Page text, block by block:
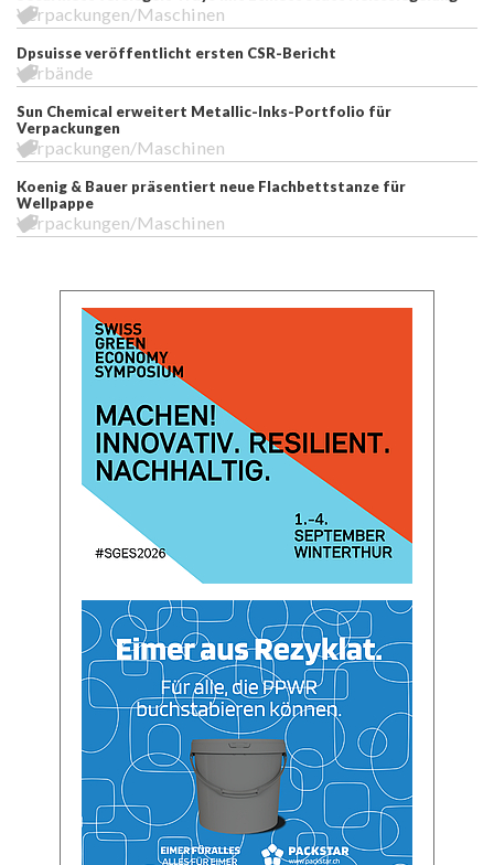
Verpackungen/Maschinen
Dpsuisse veröffentlicht ersten CSR-Bericht
Verbände
Sun Chemical erweitert Metallic-Inks-Portfolio für
Verpackungen
Verpackungen/Maschinen
Koenig & Bauer präsentiert neue Flachbettstanze für
Wellpappe
Verpackungen/Maschinen